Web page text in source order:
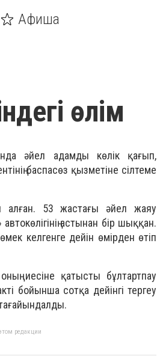
Афиша
өлім
әйел адамды көлік қағып,
баспасөз қызметіне сілтеме
алған. 53 жастағы әйел жаяу
астынан бір шыққан.
келгенге дейін өмірден өтіп
иесіне қатысты бұлтартпау
бойынша сотқа дейінгі тергеу
редакции